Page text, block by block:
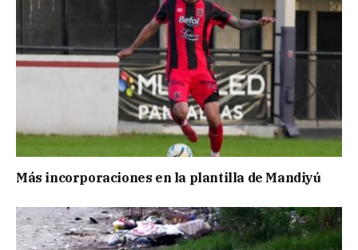
Más incorporaciones en la plantilla de Mandiyú